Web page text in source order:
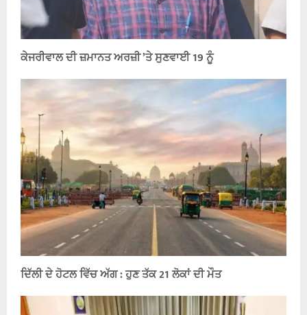
ਕੇਜਰੀਵਾਲ ਦੀ ਜ਼ਮਾਨਤ ਅਰਜ਼ੀ ’ਤੇ ਸੁਣਵਾਈ 19 ਨੂੰ
ਦਿੱਲੀ ਦੇ ਹੋਟਲ ਵਿੱਚ ਅੱਗ : ਹੁਣ ਤੱਕ 21 ਲੋਕਾਂ ਦੀ ਮੌਤ